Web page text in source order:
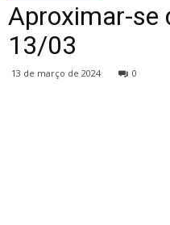
Aproximar-se
13/03
13 de março de 2024 0